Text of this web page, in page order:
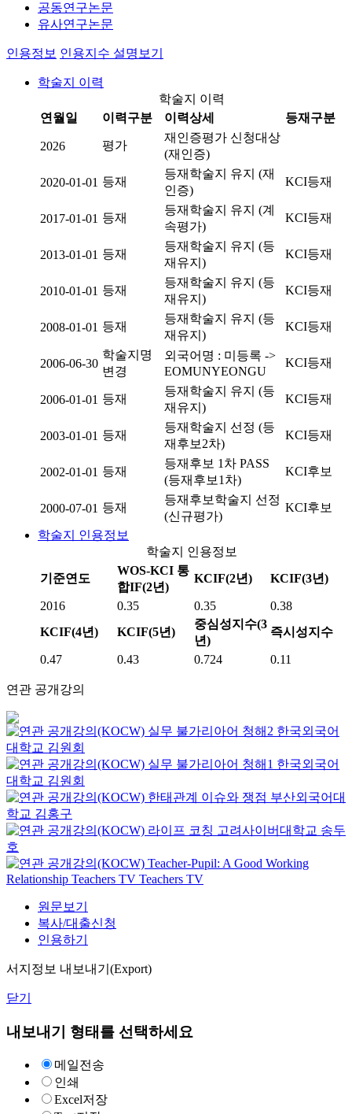
공동연구논문
유사연구논문
인용정보 인용지수 설명보기
학술지 이력
학술지 이력
연월일
이력구분 이력상세 등재구분
2026 평가
재인증평가 신청대상
(재인증)
2020-01-01 등재
등재학술지 유지 (재
인증)
KCI등재
2017-01-01 등재
등재학술지 유지 (계
속평가)
KCI등재
2013-01-01 등재
등재학술지 유지 (등
재유지)
KCI등재
2010-01-01 등재
등재학술지 유지 (등
재유지)
KCI등재
2008-01-01 등재
등재학술지 유지 (등
재유지)
KCI등재
2006-06-30
학술지명
변경
외국어명 : 미등록 ->
EOMUNYEONGU
KCI등재
2006-01-01 등재
등재학술지 유지 (등
재유지)
KCI등재
2003-01-01 등재
등재학술지 선정 (등
재후보2차)
KCI등재
2002-01-01 등재
등재후보 1차 PASS
(등재후보1차)
KCI후보
2000-07-01 등재
등재후보학술지 선정
(신규평가)
KCI후보
학술지 인용정보
학술지 인용정보
기준연도
WOS-KCI 통
합IF(2년)
KCIF(2년) KCIF(3년)
2016 0.35 0.35
0.38
KCIF(4년)
KCIF(5년)
중심성지수(3
년)
즉시성지수
0.47 0.43 0.724 0.11
연관 공개강의
실무 불가리아어 청해2 한국외국어
대학교 김원회
실무 불가리아어 청해1 한국외국어
대학교 김원회
한태관계 이슈와 쟁점 부산외국어대
학교 김홍구
라이프 코칭 고려사이버대학교 송두
호
Teacher-Pupil: A Good Working
Relationship Teachers TV Teachers TV
원문보기
복사/대출신청
인용하기
서지정보 내보내기(Export)
닫기
내보내기 형태를 선택하세요
메일전송
인쇄
Excel저장